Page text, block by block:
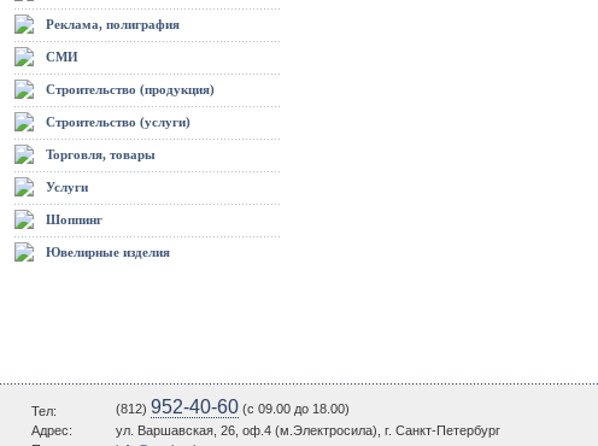
Реклама, полиграфия
СМИ
Строительство (продукция)
Строительство (услуги)
Торговля, товары
Услуги
Шоппинг
Ювелирные изделия
Тел: (812) 952-40-60 (c 09.00 до 18.00)
Адрес:
ул. Варшавская, 26, оф.4 (м.Электросила), г. Санкт-Петербург